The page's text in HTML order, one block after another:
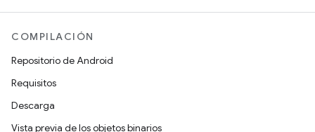
COMPILACIÓN
Repositorio de Android
Requisitos
Descarga
Vista previa de los objetos binarios